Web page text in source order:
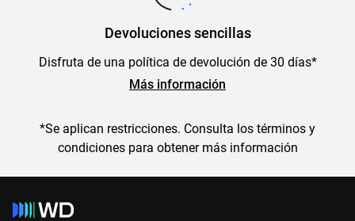
Devoluciones sencillas
Disfruta de una política de devolución de 30 días*
Más información
*Se aplican restricciones. Consulta los términos y
condiciones para obtener más información